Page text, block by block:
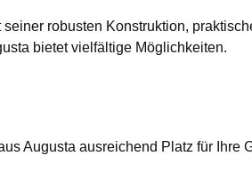
robusten Konstruktion,
bietet vielfältige Möglichkeiten.
Augusta ausreichend Platz für